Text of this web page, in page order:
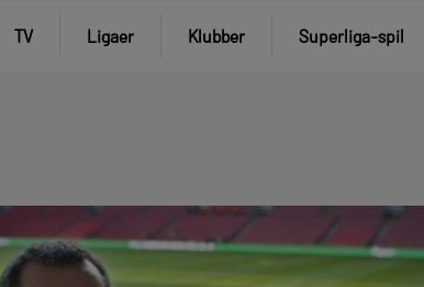
TV Ligaer Klubber Superliga-spil